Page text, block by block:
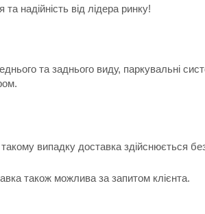
надійність від лідера ринку!
та заднього виду, паркувальні
випадку доставка здійснюється
також можлива за запитом клієнта.